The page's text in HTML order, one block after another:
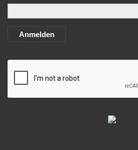
Anmelden